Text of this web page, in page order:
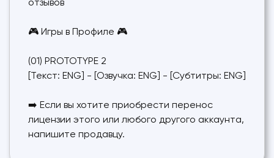
отзывов
🎮 Игры в Профиле 🎮
(01) PROTOTYPE 2
[Текст: ENG] - [Озвучка: ENG] - [Субтитры: ENG]
➡️ Если вы хотите приобрести перенос
лицензии этого или любого другого аккаунта,
напишите продавцу.